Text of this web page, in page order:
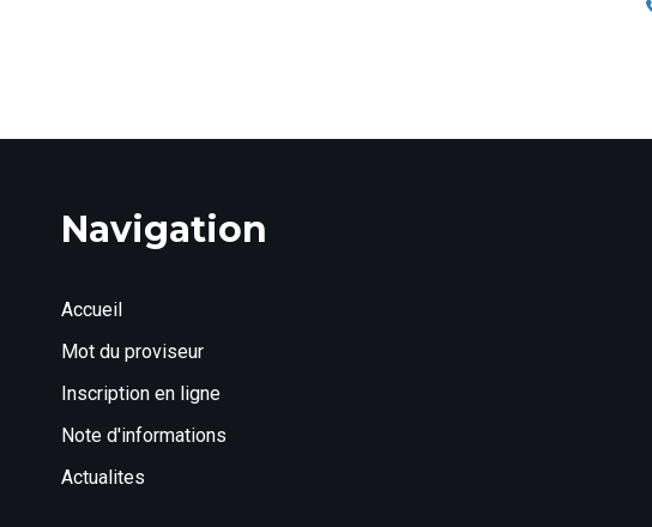
Navigation
Accueil
Mot du proviseur
Inscription en ligne
Note d'informations
Actualites